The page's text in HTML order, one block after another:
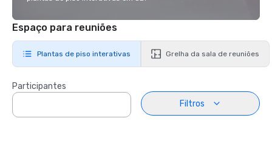
Espaço para reuniões
Plantas de piso interativas Grelha da sala de reuniões
Participantes
Filtros